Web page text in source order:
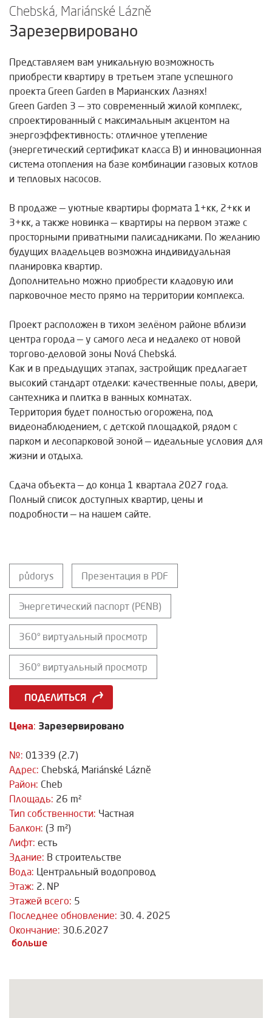
Chebská, Mariánské Lázně
Зарезервировано
Представляем вам уникальную возможность
приобрести квартиру в третьем этапе успешного
проекта Green Garden в Марианских Лазнях!
Green Garden 3 — это современный жилой комплекс,
спроектированный с максимальным акцентом на
энергоэффективность: отличное утепление
(энергетический сертификат класса B) и инновационная
система отопления на базе комбинации газовых котлов
и тепловых насосов.
В продаже — уютные квартиры формата 1+кк, 2+кк и
3+кк, а также новинка — квартиры на первом этаже с
просторными приватными палисадниками. По желанию
будущих владельцев возможна индивидуальная
планировка квартир.
Дополнительно можно приобрести кладовую или
парковочное место прямо на территории комплекса.
Проект расположен в тихом зелёном районе вблизи
центра города — у самого леса и недалеко от новой
торгово-деловой зоны Nová Chebská.
Как и в предыдущих этапах, застройщик предлагает
высокий стандарт отделки: качественные полы, двери,
сантехника и плитка в ванных комнатах.
Территория будет полностью огорожена, под
видеонаблюдением, с детской площадкой, рядом с
парком и лесопарковой зоной — идеальные условия для
жизни и отдыха.
Сдача объекта — до конца 1 квартала 2027 года.
Полный список доступных квартир, цены и
подробности — на нашем сайте.
půdorys Презентация в PDF
Энергетический паспорт (PENB)
360° виртуальный просмотр
360° виртуальный просмотр
ПОДЕЛИТЬСЯ
Цена: Зарезервировано
№: 01339 (2.7)
Адрес: Chebská, Mariánské Lázně
Район: Cheb
Площадь: 26 m²
Тип собственности: Частная
Балкон: (3 m²)
Лифт: есть
Здание: В строительстве
Вода: Центральный водопровод
Этаж: 2. NP
Этажей всего: 5
Последнее обновление: 30. 4. 2025
Окончание: 30.6.2027
больше